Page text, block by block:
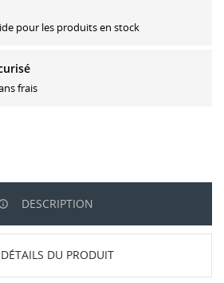
pour les produits en stock
frais
DESCRIPTION
DÉTAILS DU PRODUIT